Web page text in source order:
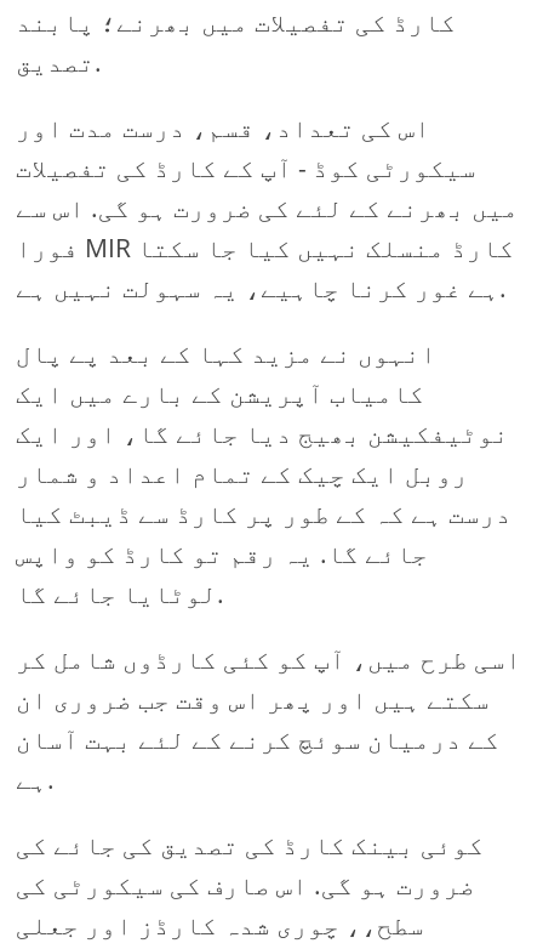
کارڈ کی تفصیلات میں بھرنے؛ پابند
تصدیق.
اس کی تعداد، قسم، درست مدت اور
سیکورٹی کوڈ - آپ کے کارڈ کی تفصیلات
میں بھرنے کے لئے کی ضرورت ہو گی. اس سے
فورا MIR کارڈ منسلک نہیں کیا جا سکتا
ہے غور کرنا چاہیے، یہ سہولت نہیں ہے.
انہوں نے مزید کہا کے بعد پے پال
کامیاب آپریشن کے بارے میں ایک
نوٹیفکیشن بھیج دیا جائے گا، اور ایک
روبل ایک چیک کے تمام اعداد و شمار
درست ہے کہ کے طور پر کارڈ سے ڈیبٹ کیا
جائے گا. یہ رقم تو کارڈ کو واپس
لوٹایا جائے گا.
اسی طرح میں، آپ کو کئی کارڈوں شامل کر
سکتے ہیں اور پھر اس وقت جب ضروری ان
کے درمیان سوئچ کرنے کے لئے بہت آسان
ہے.
کوئی بینک کارڈ کی تصدیق کی جائے کی
ضرورت ہو گی. اس صارف کی سیکورٹی کی
سطح،، چوری شدہ کارڈز اور جعلی